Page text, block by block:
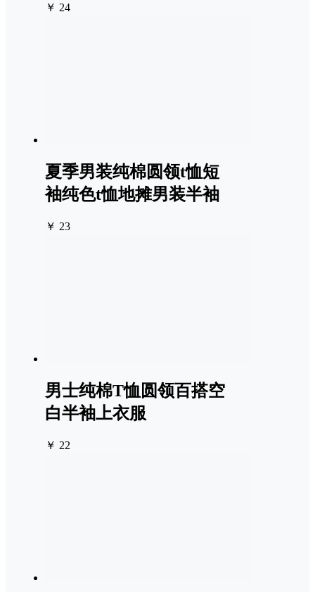
￥ 24
夏季男装纯棉圆领t恤短
袖纯色t恤地摊男装半袖
￥ 23
男士纯棉T恤圆领百搭空
白半袖上衣服
￥ 22